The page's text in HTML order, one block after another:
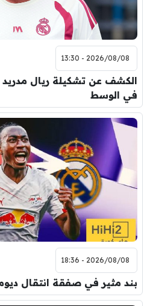
2026/08/08 - 13:30
الكشف عن تشكيلة ريال مدريد
في الوسط
2026/08/08 - 18:36
بند مثير في صفقة انتقال